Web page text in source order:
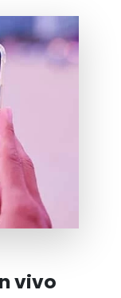
vivo